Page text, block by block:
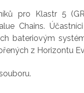
pro Klastr 5
Chains.
bateriovým
z Horizontu